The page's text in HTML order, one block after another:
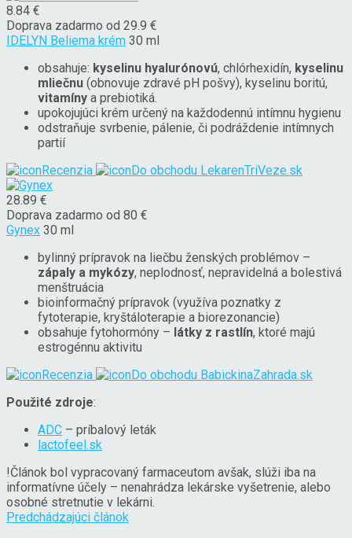
8.84 €
Doprava zadarmo od 29.9 €
IDELYN Beliema krém 30 ml
obsahuje: kyselinu hyalurónovú, chlórhexidín, kyselinu
mliečnu (obnovuje zdravé pH pošvy), kyselinu boritú,
vitamíny a prebiotiká.
upokojujúci krém určený na každodennú intímnu hygienu
odstraňuje svrbenie, pálenie, či podráždenie intímnych
partií
Recenzia
Do obchodu LekarenTriVeze.sk
28.89 €
Doprava zadarmo od 80 €
Gynex 30 ml
bylinný prípravok na liečbu ženských problémov –
zápaly a mykózy, neplodnosť, nepravidelná a bolestivá
menštruácia
bioinformačný prípravok (využíva poznatky z
fytoterapie, kryštáloterapie a biorezonancie)
obsahuje fytohormóny – látky z rastlín, ktoré majú
estrogénnu aktivitu
Recenzia
Do obchodu BabickinaZahrada.sk
Použité zdroje:
ADC – príbalový leták
lactofeel.sk
!Článok bol vypracovaný farmaceutom avšak, slúži iba na
informatívne účely – nenahrádza lekárske vyšetrenie, alebo
osobné stretnutie v lekárni.
Predchádzajúci článok